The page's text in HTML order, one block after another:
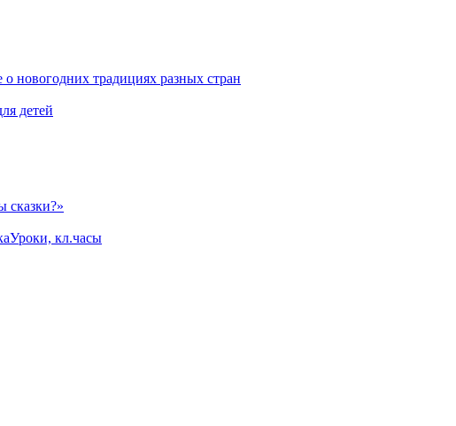
новогодних традициях разных стран
детей
сказки?»
Уроки, кл.часы